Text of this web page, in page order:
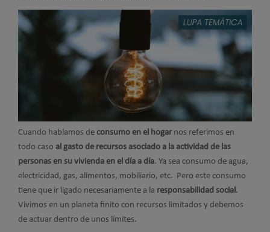
Cuando hablamos de consumo en el hogarnos referimos en
todo caso al gasto de recursos asociado a la actividad de las
personas en su vivienda en el día a día. Ya sea consumo de agua,
electricidad, gas, alimentos, mobiliario, etc. Pero este consumo
tiene que ir ligado necesariamente a la responsabilidad social.
Vivimos en un planeta finito con recursos limitados y debemos
de actuar dentro de unos límites.